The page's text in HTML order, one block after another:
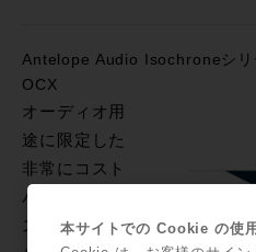
Antelope Audio Isochroneシリ
OCX
オーディオ用
途に限定した
非常にコスト
パフォーマン
スの高いモデ
本サイトでの Cookie の使